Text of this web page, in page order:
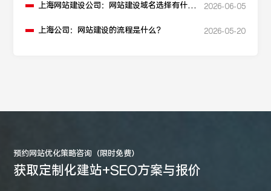
上海网站建设公司：网站建设域名选择有什么
2026-06-05
上海公司：网站建设的流程是什么？ 2026-05-20
预约网站优化策略咨询（限时免费）
获取定制化建站+SEO方案与报价